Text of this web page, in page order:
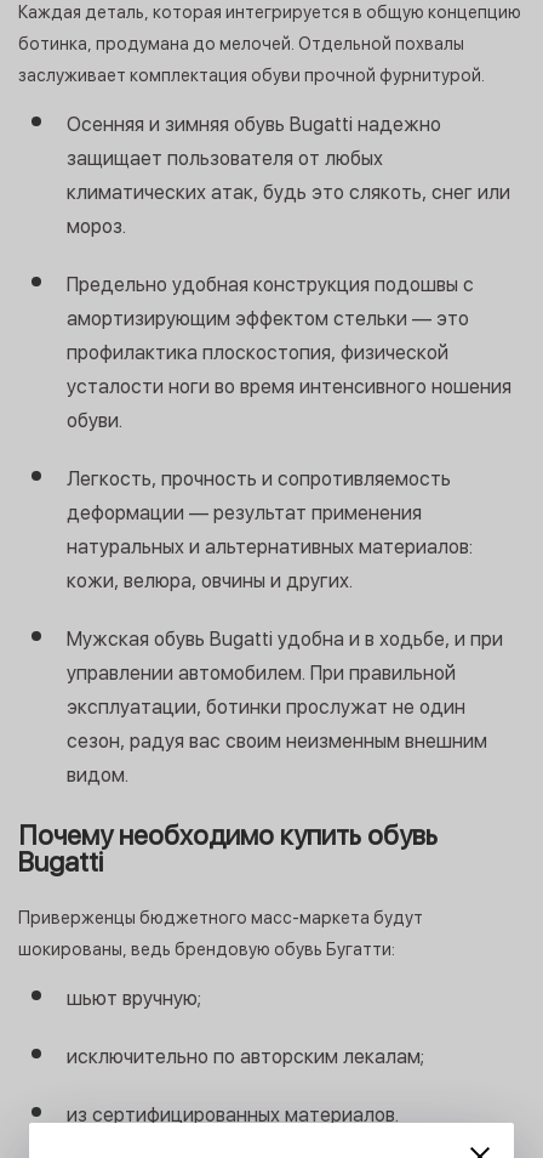
Каждая деталь, которая интегрируется в общую концепцию
ботинка, продумана до мелочей. Отдельной похвалы
заслуживает комплектация обуви прочной фурнитурой.
Осенняя и зимняя обувь Bugatti надежно
защищает пользователя от любых
климатических атак, будь это слякоть, снег или
мороз.
Предельно удобная конструкция подошвы с
амортизирующим эффектом стельки — это
профилактика плоскостопия, физической
усталости ноги во время интенсивного ношения
обуви.
Легкость, прочность и сопротивляемость
деформации — результат применения
натуральных и альтернативных материалов:
кожи, велюра, овчины и других.
Мужская обувь Bugatti удобна и в ходьбе, и при
управлении автомобилем. При правильной
эксплуатации, ботинки прослужат не один
сезон, радуя вас своим неизменным внешним
видом.
Почему необходимо купить обувь
Bugatti
Приверженцы бюджетного масс-маркета будут
шокированы, ведь брендовую обувь Бугатти:
шьют вручную;
исключительно по авторским лекалам;
из сертифицированных материалов.